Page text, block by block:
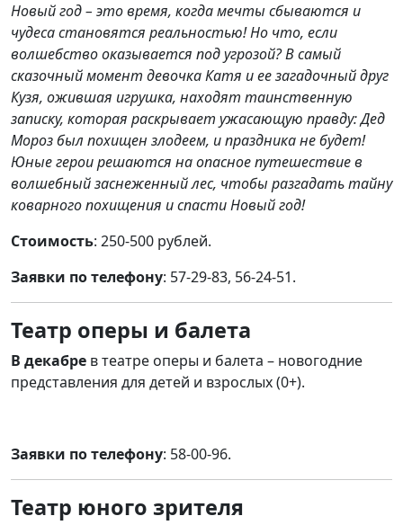
Новый год – это время, когда мечты сбываются и
чудеса становятся реальностью! Но что, если
волшебство оказывается под угрозой? В самый
сказочный момент девочка Катя и ее загадочный друг
Кузя, ожившая игрушка, находят таинственную
записку, которая раскрывает ужасающую правду: Дед
Мороз был похищен злодеем, и праздника не будет!
Юные герои решаются на опасное путешествие в
волшебный заснеженный лес, чтобы разгадать тайну
коварного похищения и спасти Новый год!
Стоимость: 250-500 рублей.
Заявки по телефону: 57-29-83, 56-24-51.
Театр оперы и балета
В декабре в театре оперы и балета – новогодние
представления для детей и взрослых (0+).
Заявки по телефону: 58-00-96.
Театр юного зрителя